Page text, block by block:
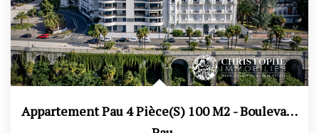
Appartement Pau 4 Pièce(s) 100 M2 - Boulevard Des Pyrénées